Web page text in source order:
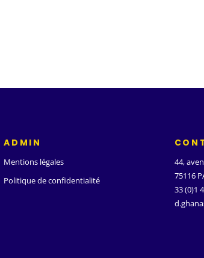
ADMIN
Mentions légales
Politique de confidentialité
44,
75116
33 (0)1